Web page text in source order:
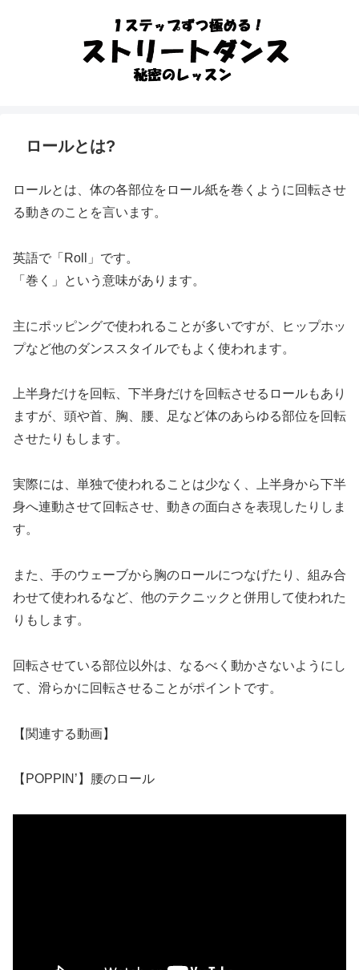
ロールとは?
ロールとは、体の各部位をロール紙を巻くように回転させ
る動きのことを言います。
英語で「Roll」です。
「巻く」という意味があります。
主にポッピングで使われることが多いですが、ヒップホッ
プなど他のダンススタイルでもよく使われます。
上半身だけを回転、下半身だけを回転させるロールもあり
ますが、頭や首、胸、腰、足など体のあらゆる部位を回転
させたりもします。
実際には、単独で使われることは少なく、上半身から下半
身へ連動させて回転させ、動きの面白さを表現したりしま
す。
また、手のウェーブから胸のロールにつなげたり、組み合
わせて使われるなど、他のテクニックと併用して使われた
りもします。
回転させている部位以外は、なるべく動かさないようにし
て、滑らかに回転させることがポイントです。
【関連する動画】
【POPPIN’】腰のロール